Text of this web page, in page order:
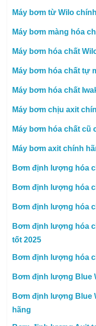
Máy bơm từ Wilo
Máy bơm màng hóa
Máy bơm hóa chất
Máy bơm hóa chất tự
Máy bơm hóa chất
Máy bơm chịu axit
Máy bơm hóa chất cũ
Máy bơm axit chính
Bơm định lượng hóa
Bơm định lượng hóa
Bơm định lượng hóa
Bơm định lượng hóa
tốt 2025
Bơm định lượng hóa
Bơm định lượng Blue
Bơm định lượng Blue
hãng